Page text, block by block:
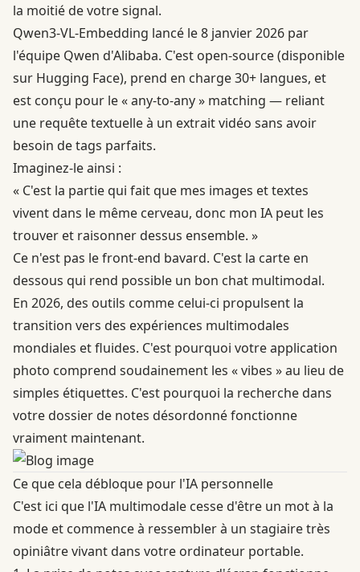
la moitié de votre signal.
Qwen3-VL-Embedding lancé le 8 janvier 2026 par
l'équipe Qwen d'Alibaba. C'est open-source (disponible
sur Hugging Face), prend en charge 30+ langues, et
est conçu pour le « any-to-any » matching — reliant
une requête textuelle à un extrait vidéo sans avoir
besoin de tags parfaits.
Imaginez-le ainsi :
« C'est la partie qui fait que mes images et textes
vivent dans le même cerveau, donc mon IA peut les
trouver et raisonner dessus ensemble. »
Ce n'est pas le front-end bavard. C'est la carte en
dessous qui rend possible un bon chat multimodal.
En 2026, des outils comme celui-ci propulsent la
transition vers des expériences multimodales
mondiales et fluides. C'est pourquoi votre application
photo comprend soudainement les « vibes » au lieu de
simples étiquettes. C'est pourquoi la recherche dans
votre dossier de notes désordonné fonctionne
vraiment maintenant.
Ce que cela débloque pour l'IA personnelle
C'est ici que l'IA multimodale cesse d'être un mot à la
mode et commence à ressembler à un stagiaire très
opiniâtre vivant dans votre ordinateur portable.